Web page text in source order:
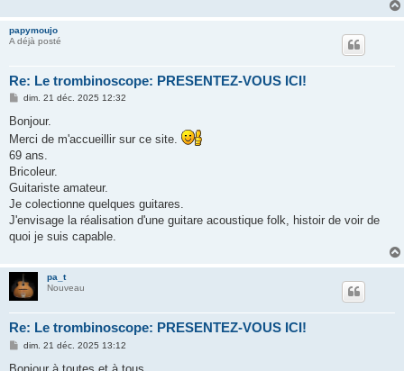
papymoujo
A déjà posté
Re: Le trombinoscope: PRESENTEZ-VOUS ICI!
M
s
a
g
e
dim. 21 déc. 2025 12:32
Bonjour.
Merci de m'accueillir sur ce site.
69 ans.
Bricoleur.
Guitariste amateur.
Je colectionne quelques guitares.
J'envisage la réalisation d'une guitare acoustique folk, histoir de voir de
quoi je suis capable.
pa_t
Nouveau
Re: Le trombinoscope: PRESENTEZ-VOUS ICI!
M
s
dim. 21 déc. 2025 13:12